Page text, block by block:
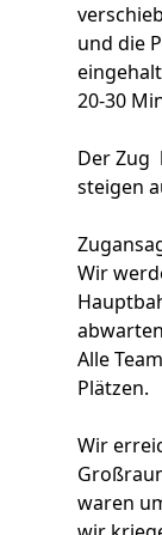
und die
20-30
Der Zug
steigen
Wir
Alle
Plätzen.
Wir
waren